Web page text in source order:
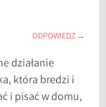
ODPOWIEDZ
działanie
która bredzi i
i pisać w domu,